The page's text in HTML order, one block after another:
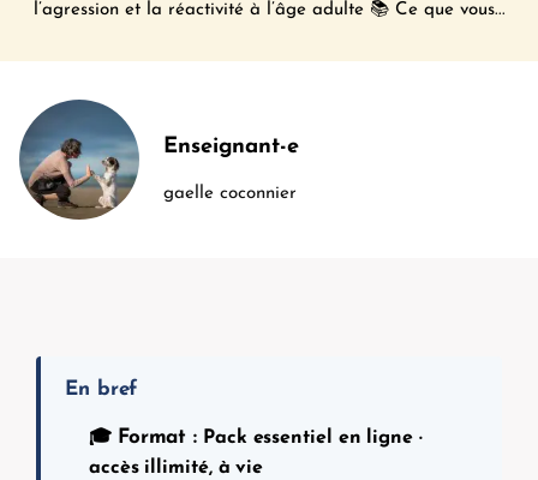
l’agression et la réactivité à l’âge adulte 📚 Ce que vous...
Enseignant-e
gaelle coconnier
En bref
🎓 Format : Pack essentiel en ligne ·
accès illimité, à vie